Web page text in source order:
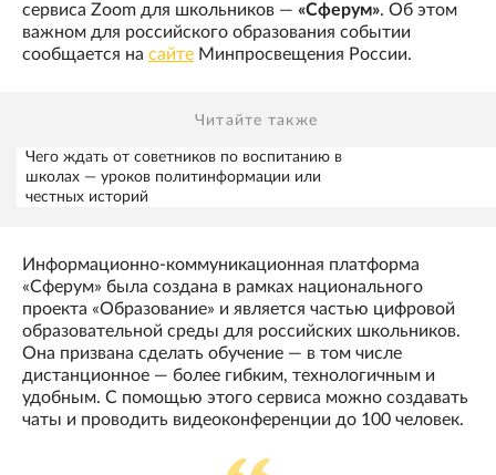
сервиса Zoom для школьников — «Сферум». Об этом
важном для российского образования событии
сообщается на сайте Минпросвещения России.
Читайте также
Чего ждать от советников по воспитанию в
школах — уроков политинформации или
честных историй
Информационно-коммуникационная платформа
«Сферум» была создана в рамках национального
проекта «Образование» и является частью цифровой
образовательной среды для российских школьников.
Она призвана сделать обучение — в том числе
дистанционное — более гибким, технологичным и
удобным. С помощью этого сервиса можно создавать
чаты и проводить видеоконференции до 100 человек.